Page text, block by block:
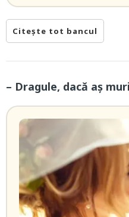
Citește tot bancul
– Dragule, dacă aș